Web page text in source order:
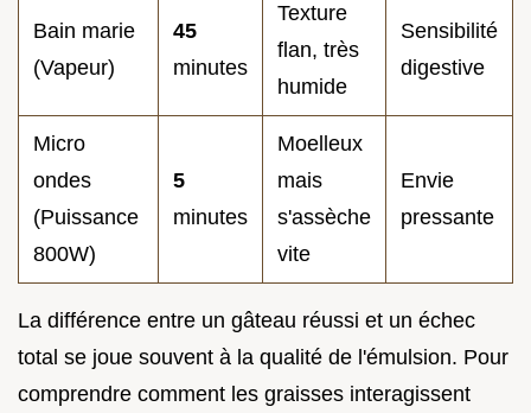
Bain marie
(Vapeur)
45
minutes
Texture
flan, très
humide
Sensibilité
digestive
Micro
ondes
(Puissance
800W)
5
minutes
Moelleux
mais
s'assèche
vite
Envie
pressante
La différence entre un gâteau réussi et un échec
total se joue souvent à la qualité de l'émulsion. Pour
comprendre comment les graisses interagissent